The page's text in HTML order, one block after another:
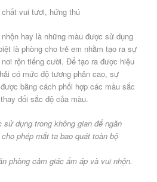
vui tươi, hứng thú
hay là những màu được sử dụng
là phòng cho trẻ em nhằm tạo ra sự
rộn tiếng cười. Để tạo ra được hiệu
có mức độ tương phản cao, sự
bằng cách phối hợp các màu sắc
đổi sắc độ của màu.
dụng trong không gian để ngăn
phép mắt ta bao quát toàn bộ
phòng cảm giác ấm áp và vui nhộn.